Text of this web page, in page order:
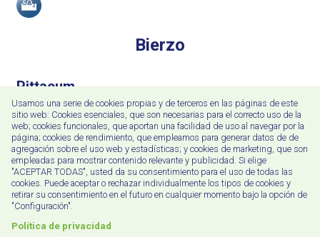
Bierzo
Pittacum
24.00€
Mencia
Allergens
VT Castilla y León
The province of Prieto Pariente
Usamos una serie de cookies propias y de terceros en las páginas de este
sitio web: Cookies esenciales, que son necesarias para el correcto uso de la
web; cookies funcionales, que aportan una facilidad de uso al navegar por la
página; cookies de rendimiento, que empleamos para generar datos de de
agregación sobre el uso web y estadísticas; y cookies de marketing, que son
empleadas para mostrar contenido relevante y publicidad. Si elige
"ACEPTAR TODAS", usted da su consentimiento para el uso de todas las
cookies. Puede aceptar o rechazar individualmente los tipos de cookies y
retirar su consentimiento en el futuro en cualquier momento bajo la opción de
"Configuración".
Política de privacidad